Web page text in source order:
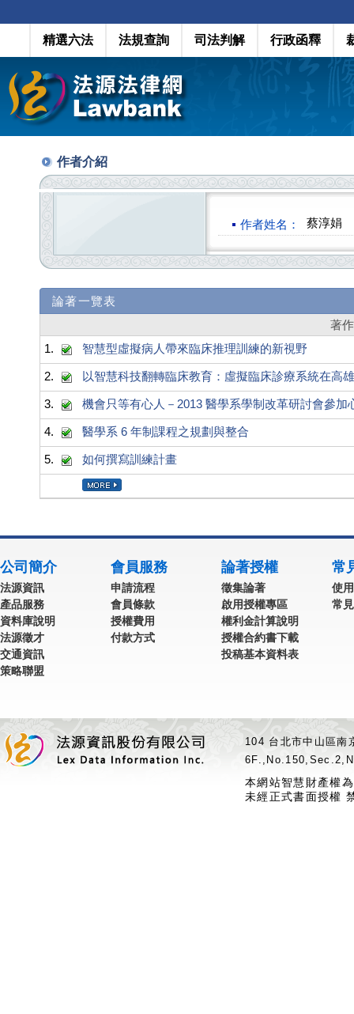
精選六法 法規查詢 司法判解 行政函釋
作者介紹
作者姓名： 蔡淳娟
論著一覽表
著
1.
智慧型虛擬病人帶來臨床推理訓練的新視野
2. 以智慧科技翻轉臨床教育：虛擬臨床診療系統在高
3. 機會只等有心人－2013 醫學系學制改革研討會參加
4. 醫學系 6 年制課程之規劃與整合
5. 如何撰寫訓練計畫
公司簡介
法源資訊
產品服務
資料庫說明
法源徵才
交通資訊
策略聯盟
會員服務
申請流程
會員條款
授權費用
付款方式
論著授權
徵集論著
啟用授權專區
權利金計算說明
授權合約書下載
投稿基本資料表
常
使
常
104 台北市中山區
本網站智慧財產權
未經正式書面授權